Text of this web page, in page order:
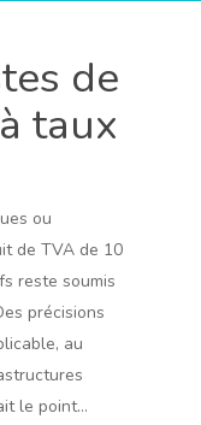
de
taux
ou
de TVA de 10
reste soumis
précisions
au
le point…